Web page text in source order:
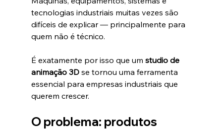
tecnologias industriais muitas vezes são
difíceis de explicar — principalmente para
quem não é técnico.
É exatamente por isso que um studio de
animação 3D se tornou uma ferramenta
essencial para empresas industriais que
querem crescer.
O problema: produtos